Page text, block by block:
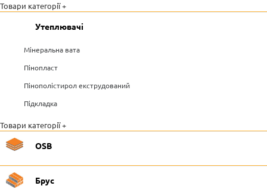
Товари категорії +
Утеплювачі
Мінеральна вата
Пінопласт
Пінополістирол екструдований
Підкладка
Товари категорії +
OSB
Брус